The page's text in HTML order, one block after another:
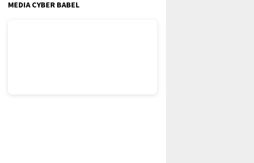
MEDIA CYBER BABEL